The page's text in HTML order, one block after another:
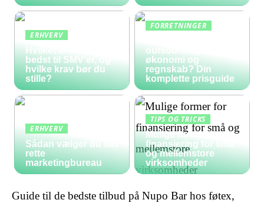
ERHVERV
Hvilket lønsystem er
bedst til SMV’er, og
hvilke krav bør du
stille?
FORRETNINGER
outsourcing af
økonomi og
regnskab? Din
komplette prisguide
ERHVERV
Sådan vælger du det
rette
marketingbureau
TIPS OG TRICKS
Mulige former for
finansiering for små
og mellemstore
virksomheder
Guide til de bedste tilbud på Nupo Bar hos føtex,